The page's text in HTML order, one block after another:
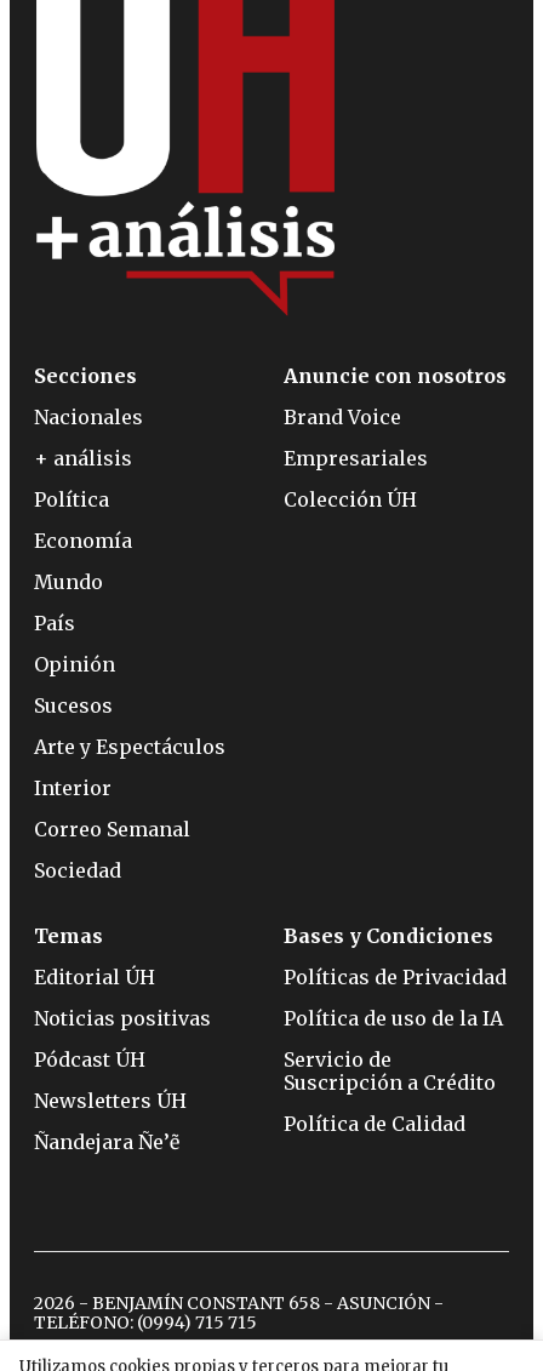
Utilizamos cookies propias y terceros para mejorar tu
Secciones
Nacionales
+ análisis
Política
Economía
Mundo
País
Opinión
Sucesos
Arte y Espectáculos
Interior
Correo Semanal
Sociedad
Anuncie con nosotros
Brand Voice
Empresariales
Colección ÚH
Temas
Editorial ÚH
Noticias positivas
Pódcast ÚH
Newsletters ÚH
Ñandejara Ñe’ẽ
Bases y Condiciones
Políticas de Privacidad
Política de uso de la IA
Servicio de
Suscripción a Crédito
Política de Calidad
2026 - BENJAMÍN CONSTANT 658 - ASUNCIÓN -
TELÉFONO: (0994) 715 715